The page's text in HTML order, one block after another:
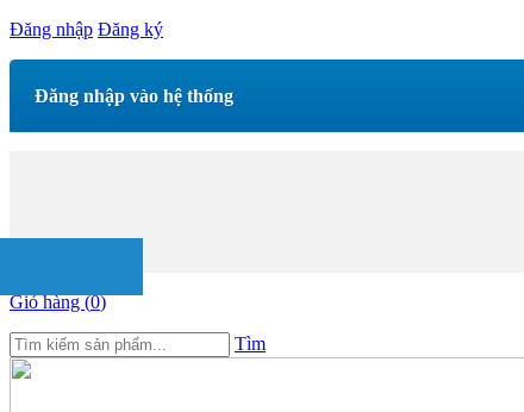
Đăng nhập Đăng ký
Đăng nhập vào hệ thống
Giỏ hàng (0)
Tìm